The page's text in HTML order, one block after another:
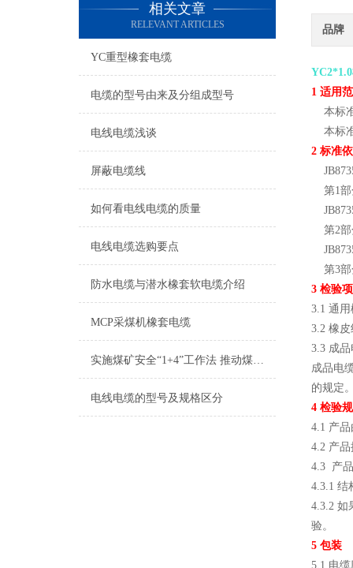
相关文章
RELEVANT ARTICLES
YC重型橡套电缆
电缆的型号由来及分组成型号
电线电缆浅谈
屏蔽电缆线
如何看电线电缆的质量
电线电缆选购要点
防水电缆与潜水橡套软电缆介绍
MCP采煤机橡套电缆
实施煤矿安全“1+4”工作法 推动煤矿安全发展
电线电缆的型号及规格区分
品牌
1 适用
本标准
本标准
2 标准
第1部
第2部
第3部
3 检
3.1 通
3.2 橡
3.3 成
成品电
的规定
4 检验
4.1 产
4.2 产
4.3 产
4.3.1 结
4.3.2 如
验。
5 包装
5.1 电